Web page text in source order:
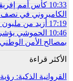
10:33 كأس أمم
الكاميروني في نصف
17:19 أزيد من مليون
10:46 الحموشي
بمصالح الأمن الوطني
الأكثر قراءة
القروانية الذكية: